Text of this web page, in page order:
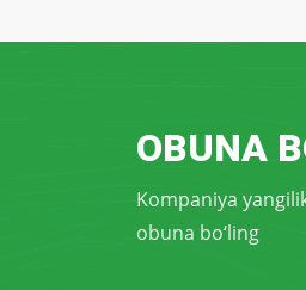
OBUNA
Kompaniya
obuna bo‘ling